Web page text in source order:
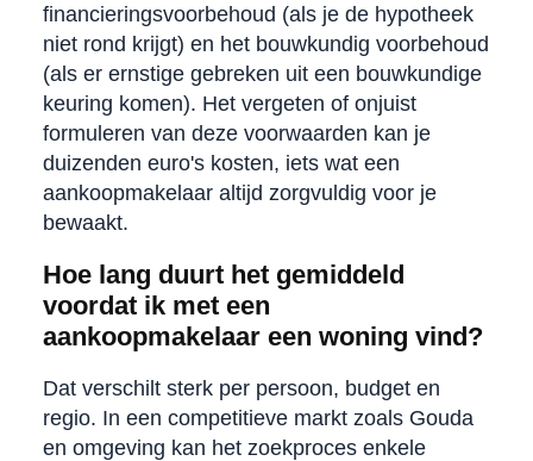
financieringsvoorbehoud (als je de hypotheek
niet rond krijgt) en het bouwkundig voorbehoud
(als er ernstige gebreken uit een bouwkundige
keuring komen). Het vergeten of onjuist
formuleren van deze voorwaarden kan je
duizenden euro's kosten, iets wat een
aankoopmakelaar altijd zorgvuldig voor je
bewaakt.
Hoe lang duurt het gemiddeld
voordat ik met een
aankoopmakelaar een woning vind?
Dat verschilt sterk per persoon, budget en
regio. In een competitieve markt zoals Gouda
en omgeving kan het zoekproces enkele